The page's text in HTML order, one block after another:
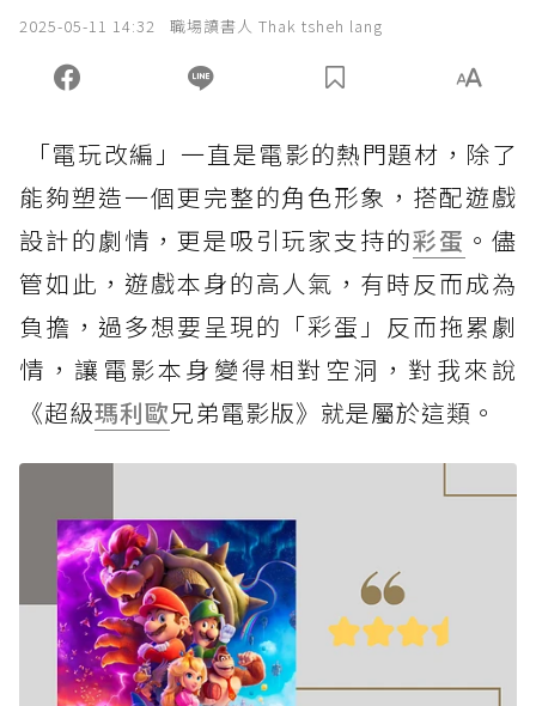
2025-05-11 14:32 職場讀書人 Thak tsheh lang
「電玩改編」一直是電影的熱門題材，除了
能夠塑造一個更完整的角色形象，搭配遊戲
設計的劇情，更是吸引玩家支持的彩蛋 。儘
管如此，遊戲本身的高人氣，有時反而成為
負擔，過多想要呈現的「彩蛋」反而拖累劇
情，讓電影本身變得相對空洞，對我來說
《超級瑪利歐兄弟電影版》就是屬於這類。